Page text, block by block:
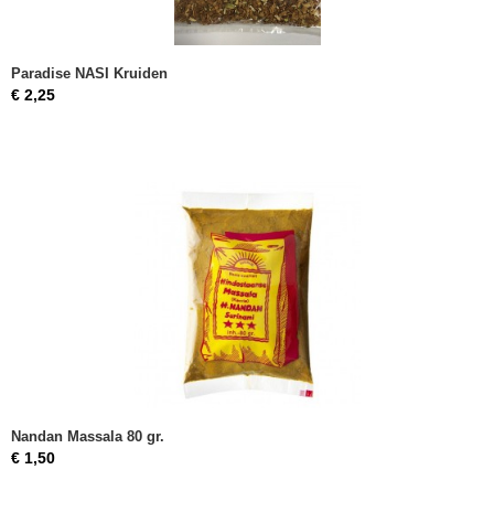
Paradise NASI Kruiden
€ 2,25
Nandan Massala 80 gr.
€ 1,50